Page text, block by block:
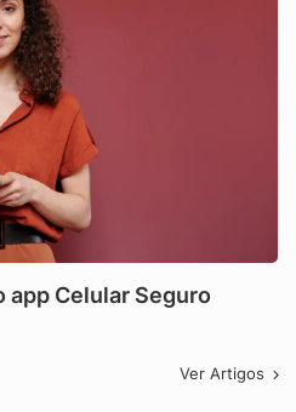
app Celular Seguro
Ver Artigos